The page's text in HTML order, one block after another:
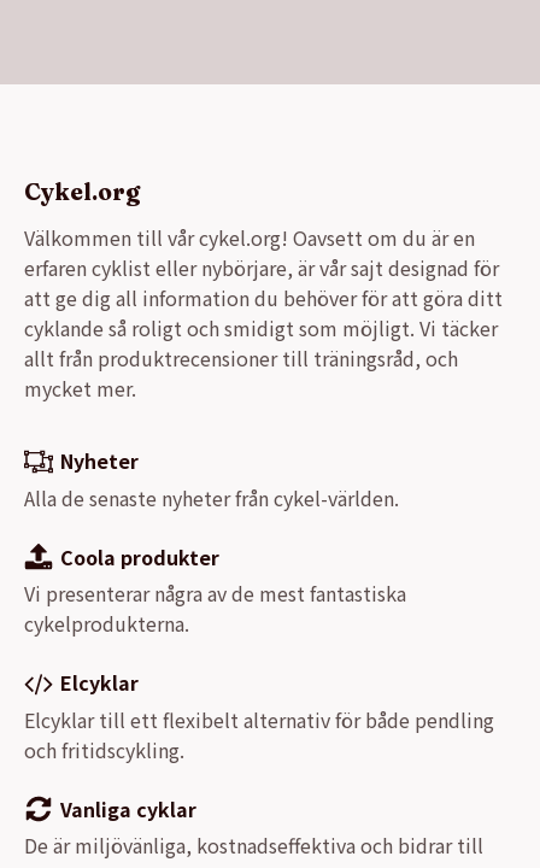
Cykel.org
Välkommen till vår cykel.org! Oavsett om du är en
erfaren cyklist eller nybörjare, är vår sajt designad för
att ge dig all information du behöver för att göra ditt
cyklande så roligt och smidigt som möjligt. Vi täcker
allt från produktrecensioner till träningsråd, och
mycket mer.
Nyheter
Alla de senaste nyheter från cykel-världen.
Coola produkter
Vi presenterar några av de mest fantastiska
cykelprodukterna.
Elcyklar
Elcyklar till ett flexibelt alternativ för både pendling
och fritidscykling.
Vanliga cyklar
De är miljövänliga, kostnadseffektiva och bidrar till